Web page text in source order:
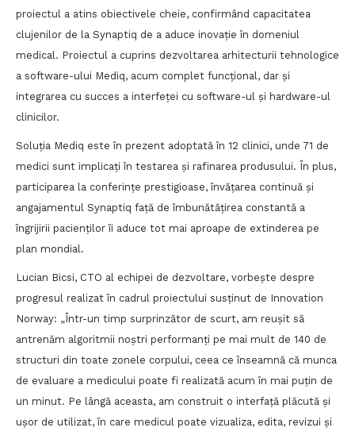
proiectul a atins obiectivele cheie, confirmând capacitatea
clujenilor de la Synaptiq de a aduce inovație în domeniul
medical. Proiectul a cuprins dezvoltarea arhitecturii tehnologice
a software-ului Mediq, acum complet funcțional, dar și
integrarea cu succes a interfeței cu software-ul și hardware-ul
clinicilor.
Soluția Mediq este în prezent adoptată în 12 clinici, unde 71 de
medici sunt implicați în testarea și rafinarea produsului. În plus,
participarea la conferințe prestigioase, învățarea continuă și
angajamentul Synaptiq față de îmbunătățirea constantă a
îngrijirii pacienților îi aduce tot mai aproape de extinderea pe
plan mondial.
Lucian Bicsi, CTO al echipei de dezvoltare, vorbește despre
progresul realizat în cadrul proiectului susținut de Innovation
Norway: „Într-un timp surprinzător de scurt, am reușit să
antrenăm algoritmii noștri performanți pe mai mult de 140 de
structuri din toate zonele corpului, ceea ce înseamnă că munca
de evaluare a medicului poate fi realizată acum în mai puțin de
un minut. Pe lângă aceasta, am construit o interfață plăcută și
ușor de utilizat, în care medicul poate vizualiza, edita, revizui și